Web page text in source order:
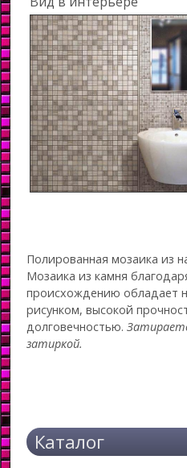
Полированная мозаика из
Мозаика из камня
происхождению обладает
рисунком, высокой
долговечностью.
затиркой.
Каталог